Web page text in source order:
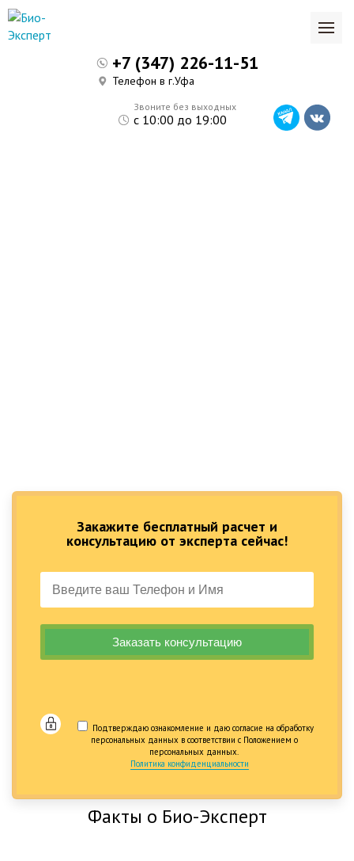
Закажите бесплатный расчет и
консультацию от эксперта сейчас!
Подтверждаю ознакомление и даю согласие на обработку
персональных данных в соответствии с Положением о
персональных данных.
Политика конфиденциальности
Звоните без выходных
с 10:00 до 19:00
+7 (347) 226-11-51
Телефон в г.Уфа
Факты о Био-Эксперт